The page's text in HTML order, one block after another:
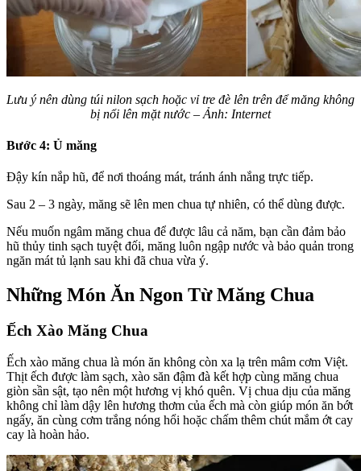
Lưu ý nên dùng túi nilon sạch hoặc vỉ tre đè lên trên để măng không
bị nổi lên mặt nước – Ảnh: Internet
Bước 4: Ủ măng
Đậy kín nắp hũ, để nơi thoáng mát, tránh ánh nắng trực tiếp.
Sau 2 – 3 ngày, măng sẽ lên men chua tự nhiên, có thể dùng được.
Nếu muốn ngâm măng chua để được lâu cả năm, bạn cần đảm bảo
hũ thủy tinh sạch tuyệt đối, măng luôn ngập nước và bảo quản trong
ngăn mát tủ lạnh sau khi đã chua vừa ý.
Những Món Ăn Ngon Từ Măng Chua
Ếch Xào Măng Chua
Ếch xào măng chua là món ăn không còn xa lạ trên mâm cơm Việt.
Thịt ếch được làm sạch, xào săn đậm đà kết hợp cùng măng chua
giòn sần sật, tạo nên một hương vị khó quên. Vị chua dịu của măng
không chỉ làm dậy lên hương thơm của ếch mà còn giúp món ăn bớt
ngấy, ăn cùng cơm trắng nóng hổi hoặc chấm thêm chút mắm ớt cay
cay là hoàn hảo.